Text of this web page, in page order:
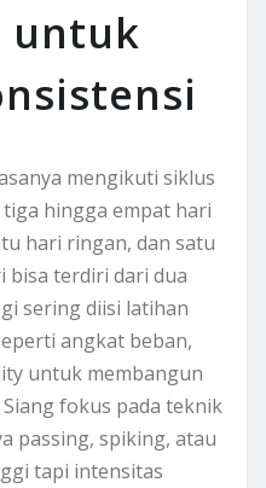
untuk
mengikuti siklus
hingga empat hari
hari ringan, dan satu
bisa terdiri dari dua
sering diisi latihan
angkat beban,
untuk membangun
fokus pada teknik
passing, spiking, atau
tapi intensitas